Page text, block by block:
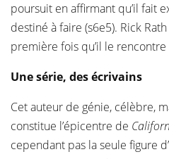
poursuit en affirmant qu’il fait
destiné à faire (s6e5). Rick
première fois qu’il le rencontre
Une série, des écrivains
Cet auteur de génie, célèbre,
constitue l’épicentre de
cependant pas la seule figure